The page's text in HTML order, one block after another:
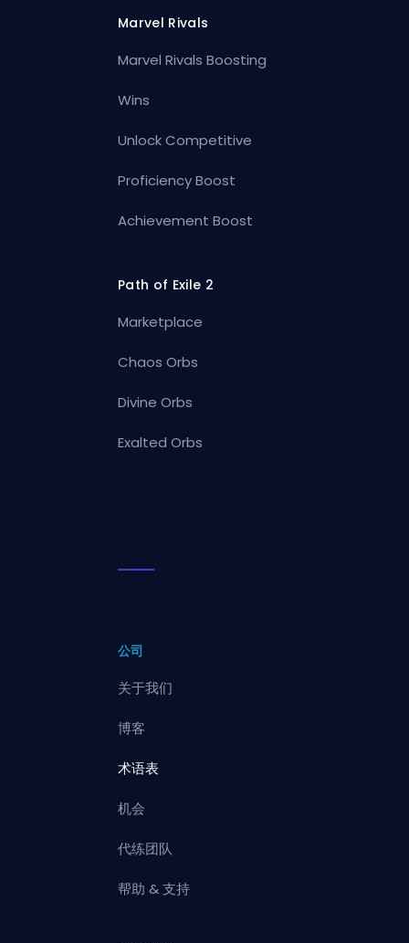
Marvel Rivals
Marvel Rivals Boosting
Wins
Unlock Competitive
Proficiency Boost
Achievement Boost
Path of Exile 2
Marketplace
Chaos Orbs
Divine Orbs
Exalted Orbs
公司
关于我们
博客
术语表
机会
代练团队
帮助 & 支持